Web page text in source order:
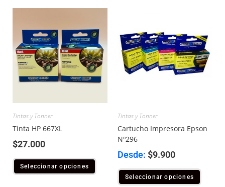
Tintas y Tonner
Tinta HP 667XL
$27.000
Seleccionar opciones
Tintas y Tonner
Cartucho Impresora Epson
Nº296
Desde: $9.900
Seleccionar opciones